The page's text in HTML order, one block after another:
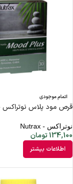
اتمام موجودی
قرص مود پلاس نوتراکس ۳۰ عدد
نوتراکس - Nutrax
134,100تومان
اطلاعات بیشتر